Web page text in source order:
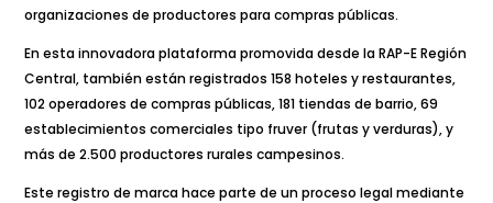
organizaciones de productores para compras públicas.
En esta innovadora plataforma promovida desde la RAP-E Región
Central, también están registrados 158 hoteles y restaurantes,
102 operadores de compras públicas, 181 tiendas de barrio, 69
establecimientos comerciales tipo fruver (frutas y verduras), y
más de 2.500 productores rurales campesinos.
Este registro de marca hace parte de un proceso legal mediante